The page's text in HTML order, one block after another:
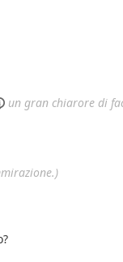
un gran chiarore di